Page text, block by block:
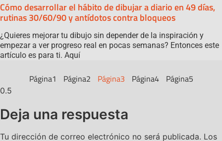
Cómo desarrollar el hábito de dibujar a diario en 49 días,
rutinas 30/60/90 y antídotos contra bloqueos
¿Quieres mejorar tu dibujo sin depender de la inspiración y
empezar a ver progreso real en pocas semanas? Entonces este
artículo es para ti. Aquí
Página1 Página2 Página3 Página4 Página5
Deja una respuesta
Tu dirección de correo electrónico no será publicada. Los